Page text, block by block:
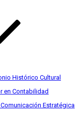
Histórico Cultural
en Contabilidad
Estratégica